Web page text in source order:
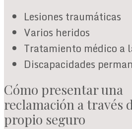
Lesiones traumáticas
Varios heridos
Tratamiento médico a
Discapacidades
Cómo presentar una
reclamación a través
propio seguro